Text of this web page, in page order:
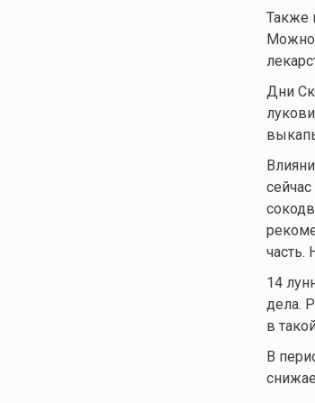
Также
Можно
Дни
часть.
14
дела.
в
В